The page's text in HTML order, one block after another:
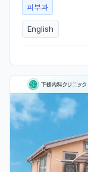
피부과
English